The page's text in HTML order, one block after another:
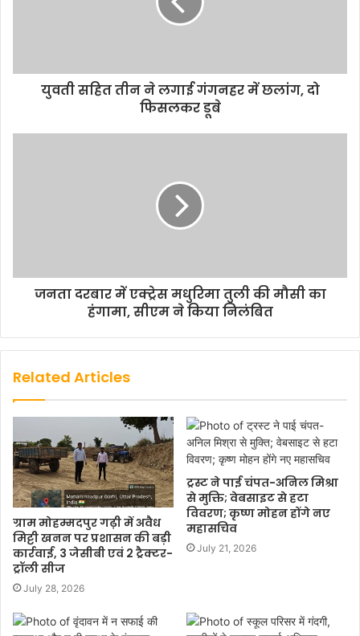
युवती सहित तीन ने लगाई गंगनहर में छलांग, दो
फिसलकर डूबे
जनता दरबार में एक्ट्रेस मधुरिमा तुली की मौसी का
हंगामा, सीएम ने किया निलंबित
Related Articles
ग्राम मोहम्मदपुर गढ़ी में अवैध
मिट्टी खनन पर प्रशासन की बड़ी
कार्रवाई, 3 जेसीबी एवं 2 ट्रैक्टर-
ट्रॉली सीज
July 28, 2026
ट्रस्ट ने पाई चंपत-अनिल मिश्रा
से मुक्ति; वेबसाइट से हटा
विवरण; कृष्ण मोहन होंगे नए
महासचिव
July 21, 2026